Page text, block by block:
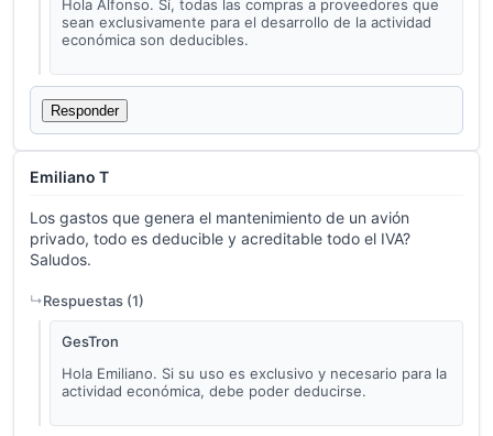
Hola Alfonso. Sí, todas las compras a proveedores que
sean exclusivamente para el desarrollo de la actividad
económica son deducibles.
Responder
Emiliano T
Los gastos que genera el mantenimiento de un avión
privado, todo es deducible y acreditable todo el IVA?
Saludos.
Respuestas (1)
GesTron
Hola Emiliano. Si su uso es exclusivo y necesario para la
actividad económica, debe poder deducirse.